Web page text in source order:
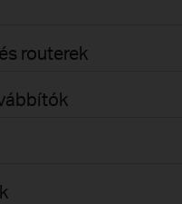
routerek